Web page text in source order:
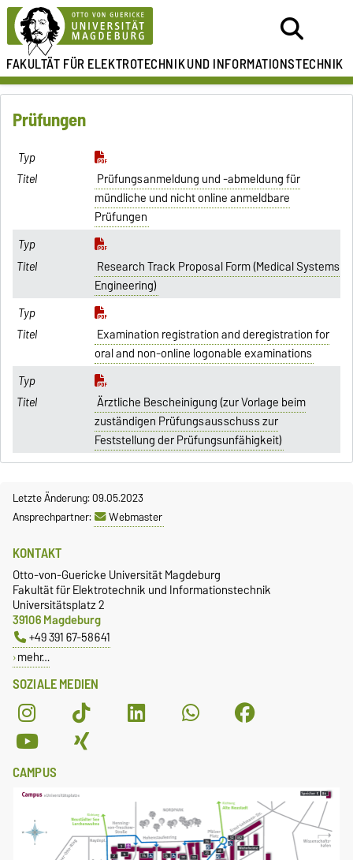
FAKULTÄT FÜR ELEKTROTECHNIKUND INFORMATIONSTECHNIK
Prüfungen
Prüfungsanmeldung und -abmeldung für
mündliche und nicht online anmeldbare
Prüfungen
Research Track Proposal Form (Medical Systems
Engineering)
Examination registration and deregistration for
oral and non-online logonable examinations
Ärztliche Bescheinigung (zur Vorlage beim
zuständigen Prüfungsausschuss zur
Feststellung der Prüfungsunfähigkeit)
Letzte Änderung: 09.05.2023
Ansprechpartner:
Webmaster
SOZIALE MEDIEN
KONTAKT
Otto-von-Guericke Universität Magdeburg
Fakultät für Elektrotechnik und Informationstechnik
Universitätsplatz 2
39106 Magdeburg
+49 391 67-58641
mehr…
CAMPUS